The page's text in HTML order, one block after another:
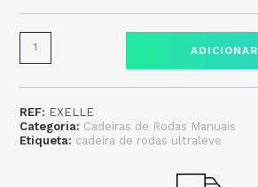
ADICIONAR
REF: EXELLE
Categoria: Cadeiras de Rodas Manuais
Etiqueta: cadeira de rodas ultraleve